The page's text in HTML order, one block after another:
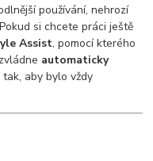
používání, nehrozí
si chcete práci ještě
Assist, pomocí kterého
automaticky
aby bylo vždy